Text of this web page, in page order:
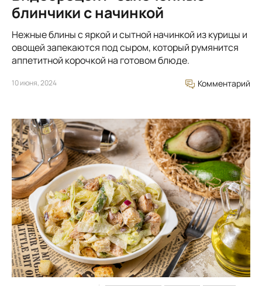
блинчики с начинкой
Нежные блины с яркой и сытной начинкой из курицы и
овощей запекаются под сыром, который румянится
аппетитной корочкой на готовом блюде.
10 июня, 2024 Комментарий